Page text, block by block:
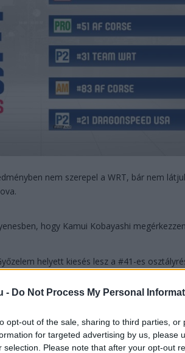
- Do Not Process My Personal
opt-out of the sale, sharing to third parties,
for targeted advertising by us, please
selection. Please note that after your opt-out
nem szerepel a WRT, bár nem
hogy Kamui Kobayashi
helyett kiesés lesz a #41-es
a WRT-vel a holland, valamint
elgázolták a zászlós embert.
ÉS MIKE CONWAY MEGNYERI A 89.